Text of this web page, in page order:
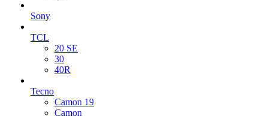
Sony
TCL
20 SE
30
40R
Tecno
Camon 19
Camon